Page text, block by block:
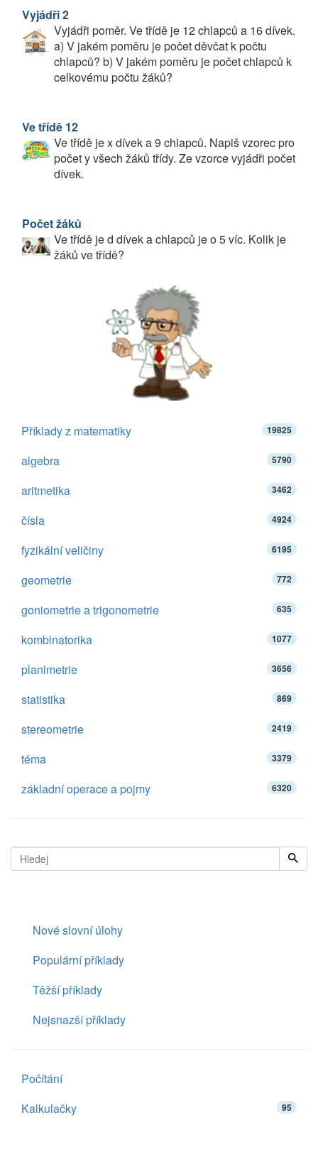
Vyjádři 2
Vyjádři poměr. Ve třídě je 12 chlapců a 16 dívek.
a) V jakém poměru je počet děvčat k počtu
chlapců? b) V jakém poměru je počet chlapců k
celkovému počtu žáků?
Ve třídě 12
Ve třídě je x dívek a 9 chlapců. Napiš vzorec pro
počet y všech žáků třídy. Ze vzorce vyjádři počet
dívek.
Počet žáků
Ve třídě je d dívek a chlapců je o 5 víc. Kolik je
žáků ve třídě?
Příklady z matematiky 19825
algebra 5790
aritmetika 3462
čísla 4924
fyzikální veličiny 6195
geometrie 772
goniometrie a trigonometrie 635
kombinatorika 1077
planimetrie 3656
statistika 869
stereometrie 2419
téma 3379
základní operace a pojmy 6320
Nové slovní úlohy
Populární příklady
Těžší příklady
Nejsnazší příklady
Počítání
Kalkulačky
95